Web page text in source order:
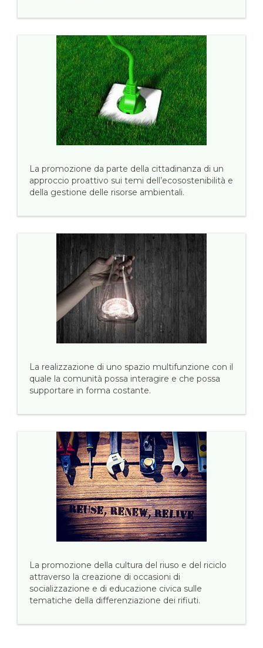
La promozione da parte della cittadinanza di un
approccio proattivo sui temi dell’ecosostenibilità e
della gestione delle risorse ambientali.
La realizzazione di uno spazio multifunzione con il
quale la comunità possa interagire e che possa
supportare in forma costante.
La promozione della cultura del riuso e del riciclo
attraverso la creazione di occasioni di
socializzazione e di educazione civica sulle
tematiche della differenziazione dei rifiuti.